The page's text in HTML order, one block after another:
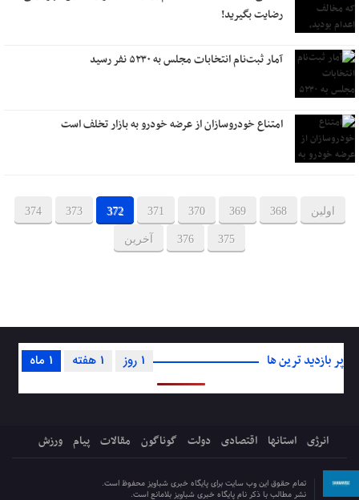
رضایت بگیرید!
آمار ثبت‌نام انتخابات مجلس به ۵۲۳۰ نفر رسید
امتناع خودروسازان از عرضه خودرو به بازار تخلف است
اولین 368
369
370
371
372
373
374
375
376 آخرین
پر بازدید ترین ها 1 ماه 1 هفته 1 روز
انرژی استانها اقتصادی دولت گوناگون مقالات پیام ورزش
تمام حقوق این وب سایت برای پایگاه خبری شباویز محفوظ است.
نشر مطالب با ذکر نام پایگاه خبری شباویز بلامانع است.